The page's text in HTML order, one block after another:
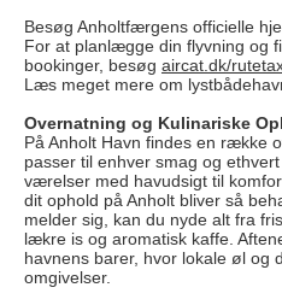
Besøg Anholtfærgens officielle
For at planlægge din flyvning og
bookinger, besøg aircat.dk/
Læs meget mere om
Overnatning og Kulinariske
På Anholt Havn findes en række
passer til enhver smag og
værelser med havudsigt til
dit ophold på Anholt bliver så
melder sig, kan du nyde alt fra
lækre is og aromatisk kaffe.
havnens barer, hvor lokale øl og
omgivelser.